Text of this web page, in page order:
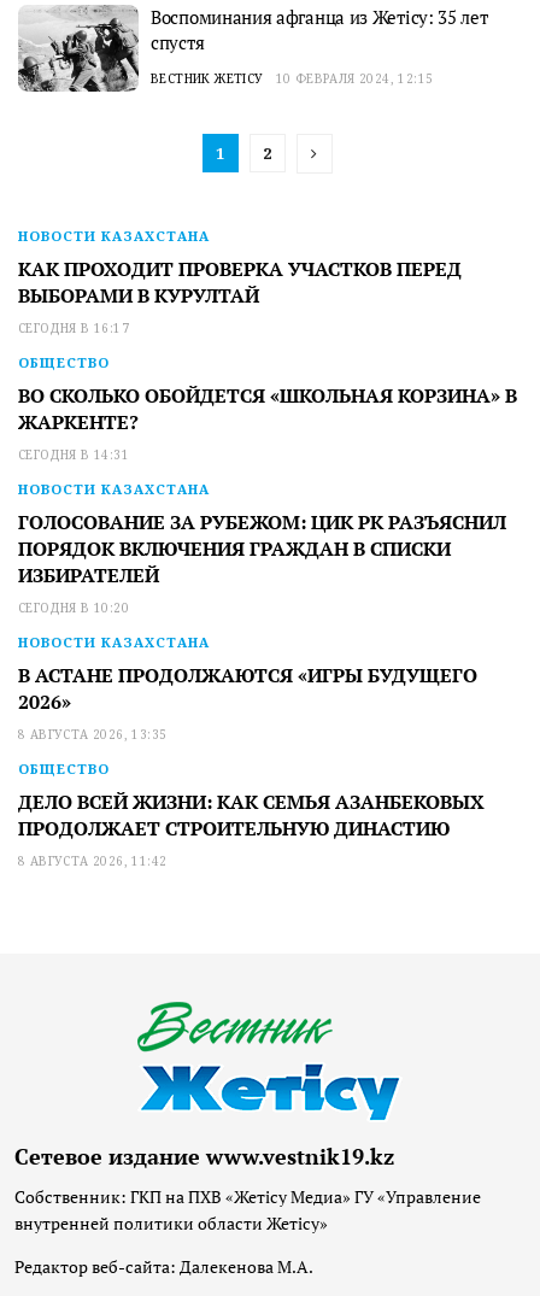
Воспоминания афганца из Жетiсу: 35 лет
спустя
ВЕСТНИК ЖЕТІСУ 10 ФЕВРАЛЯ 2024, 12:15
1 2
НОВОСТИ КАЗАХСТАНА
КАК ПРОХОДИТ ПРОВЕРКА УЧАСТКОВ ПЕРЕД
ВЫБОРАМИ В КУРУЛТАЙ
СЕГОДНЯ В 16:17
ОБЩЕСТВО
ВО СКОЛЬКО ОБОЙДЕТСЯ «ШКОЛЬНАЯ КОРЗИНА» В
ЖАРКЕНТЕ?
СЕГОДНЯ В 14:31
НОВОСТИ КАЗАХСТАНА
ГОЛОСОВАНИЕ ЗА РУБЕЖОМ: ЦИК РК РАЗЪЯСНИЛ
ПОРЯДОК ВКЛЮЧЕНИЯ ГРАЖДАН В СПИСКИ
ИЗБИРАТЕЛЕЙ
СЕГОДНЯ В 10:20
НОВОСТИ КАЗАХСТАНА
В АСТАНЕ ПРОДОЛЖАЮТСЯ «ИГРЫ БУДУЩЕГО
2026»
8 АВГУСТА 2026, 13:35
ОБЩЕСТВО
ДЕЛО ВСЕЙ ЖИЗНИ: КАК СЕМЬЯ АЗАНБЕКОВЫХ
ПРОДОЛЖАЕТ СТРОИТЕЛЬНУЮ ДИНАСТИЮ
8 АВГУСТА 2026, 11:42
Сетевое издание www.vestnik19.kz
Собственник: ГКП на ПХВ «Жетісу Медиа» ГУ «Управление
внутренней политики области Жетісу»
Редактор веб-сайта: Далекенова М.А.